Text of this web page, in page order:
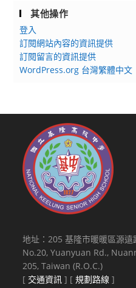
其他操作
登入
訂閱網站內容的資訊提供
訂閱留言的資訊提供
WordPress.org 台灣繁體中文
地址：205 基隆市暖暖區源遠
No.20, Yuanyuan Rd.,
205, Taiwan (R.O.C.)
[ 交通資訊 ] [規劃路線 ]